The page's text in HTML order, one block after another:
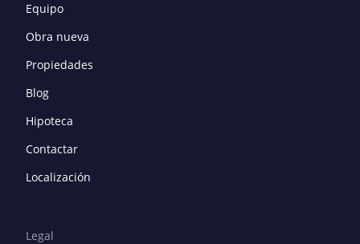
Equipo
Obra nueva
Propiedades
Blog
Hipoteca
Contactar
Localización
Legal